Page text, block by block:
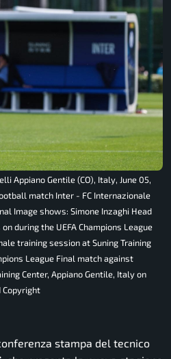
Appiano Gentile (CO), Italy, June 05,
match Inter - FC Internazionale
Image shows: Simone Inzaghi Head
during the UEFA Champions League
training session at Suning Training
League Final match against
Center, Appiano Gentile, Italy on
Copyright
stampa del tecnico